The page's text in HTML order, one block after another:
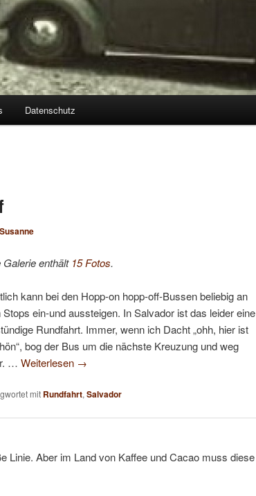
Datenschutz
Susanne
Galerie enthält 15 Fotos.
kann bei den Hopp-on hopp-off-Bussen beliebig an
Stops ein-und aussteigen. In Salvador ist das leider eine
Rundfahrt. Immer, wenn ich Dacht „ohh, hier ist
bog der Bus um die nächste Kreuzung und weg
…Weiterlesen →
mit Rundfahrt, Salvador
Linie. Aber im Land von Kaffee und Cacao muss diese